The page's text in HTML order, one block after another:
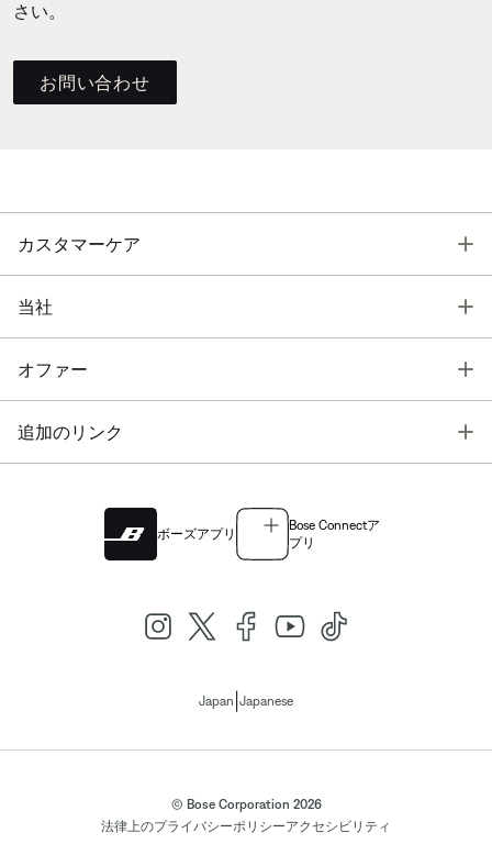
さい。
お問い合わせ
カスタマーケア
当社
オファー
追加のリンク
ボーズアプリ
Bose Connectア
プリ
Japan Japanese
© Bose Corporation 2026
法律上のプライバシーポリシーアクセシビリティ